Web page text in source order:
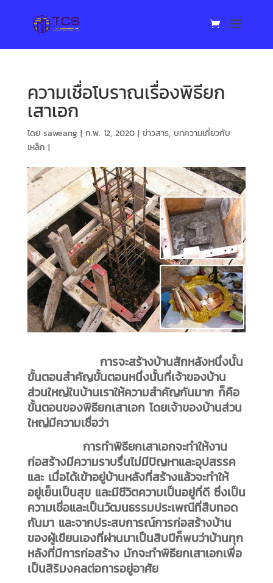
ความเชื่อโบราณเรื่องพิธียก
เสาเอก
โดย saweang| ก.พ. 12, 2020| ข่าวสาร, บทความเกี่ยวกับ
เหล็ก |
การจะสร้างบ้านสักหลังหนึ่งนั้น
ขั้นตอนสำคัญขั้นตอนหนึ่งนั้นที่เจ้าของบ้าน
ส่วนใหญ่ในบ้านเราให้ความสำคัญกันมาก ก็คือ
ขั้นตอนของพิธียกเสาเอก โดยเจ้าของบ้านส่วน
ใหญ่มีความเชื่อว่า
การทำพิธียกเสาเอกจะทำให้งาน
ก่อสร้างมีความราบรื่นไม่มีปัญหาและอุปสรรค
และ เมื่อได้เข้าอยู่บ้านหลังที่สร้างแล้วจะทำให้
อยู่เย็นเป็นสุข และมีชีวิตความเป็นอยู่ที่ดี ซึ่งเป็น
ความเชื่อและเป็นวัฒนธรรมประเพณีที่สืบทอด
กันมา และจากประสบการณ์การก่อสร้างบ้าน
ของผู้เขียนเองที่ผ่านมาเป็นสิบปีก็พบว่าบ้านทุก
หลังที่มีการก่อสร้าง มักจะทำพิธียกเสาเอกเพื่อ
เป็นสิริมงคลต่อการอยู่อาศัย